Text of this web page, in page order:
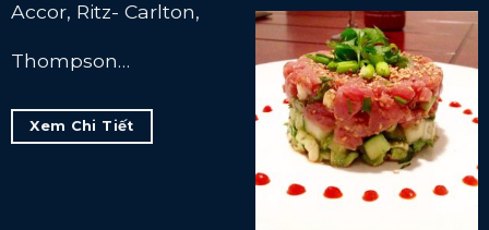
Accor, Ritz- Carlton,
Thompson…
Xem Chi Tiết